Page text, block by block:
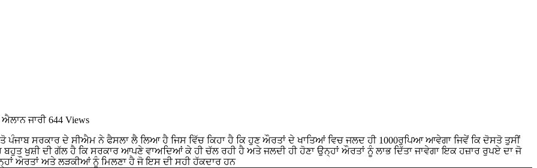
ਜਾਰੀ 644 Views
ਸਰਕਾਰ ਦੇ ਸੀਐਮ ਨੇ ਫੈਸਲਾ ਲੈ ਲਿਆ ਹੈ ਜਿਸ ਵਿੱਚ ਕਿਹਾ ਹੈ ਕਿ ਹੁਣ ਔਰਤਾਂ ਦੇ ਖਾਤਿਆਂ ਵਿਚ ਜਲਦ ਹੀ 1000ਰੁਪਿਆ ਆਵੇਗਾ ਜਿਵੇਂ ਕਿ ਦੋਸਤੋ ਤੁਸੀਂ
ਖੁਸ਼ੀ ਦੀ ਗੱਲ ਹੈ ਕਿ ਸਰਕਾਰ ਆਪਣੇ ਵਾਅਦਿਆਂ ਕੇ ਹੀ ਚੱਲ ਰਹੀ ਹੈ ਅਤੇ ਜਲਦੀ ਹੀ ਹੋਣਾ ਉਨ੍ਹਾਂ ਔਰਤਾਂ ਨੂੰ ਲਾਭ ਦਿੱਤਾ ਜਾਵੇਗਾ ਇਕ ਹਜ਼ਾਰ ਰੁਪਏ ਦਾ ਜੋ
ਔਰਤਾਂ ਅਤੇ ਲੜਕੀਆਂ ਨੂੰ ਮਿਲਣਾ ਹੈ ਜੋ ਇਸ ਦੀ ਸਹੀ ਹੱਕਦਾਰ ਹਨ